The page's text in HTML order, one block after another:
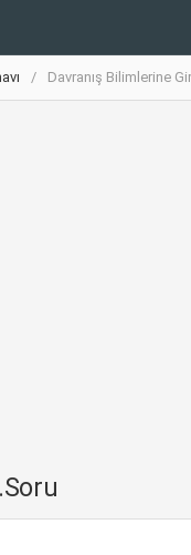
Davranış Bilimlerine